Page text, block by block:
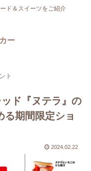
ド＆スイーツをご紹介
ー
ト
ド『ヌテラ』の
る期間限定ショ
2024.02.22